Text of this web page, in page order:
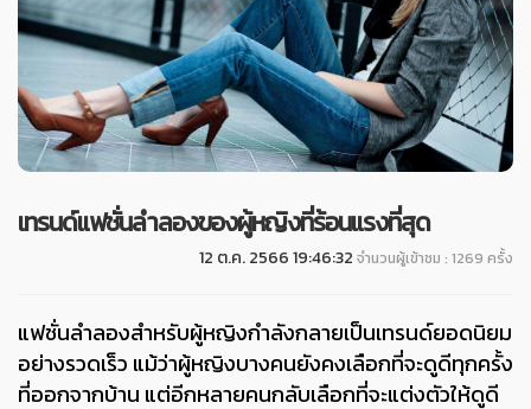
เทรนด์แฟชั่นลำลองของผู้หญิงที่ร้อนแรงที่สุด
12 ต.ค. 2566 19:46:32 จำนวนผู้เข้าชม : 1269 ครั้ง
แฟชั่นลำลองสำหรับผู้หญิงกำลังกลายเป็นเทรนด์ยอดนิยม
อย่างรวดเร็ว แม้ว่าผู้หญิงบางคนยังคงเลือกที่จะดูดีทุกครั้ง
ที่ออกจากบ้าน แต่อีกหลายคนกลับเลือกที่จะแต่งตัวให้ดูดี